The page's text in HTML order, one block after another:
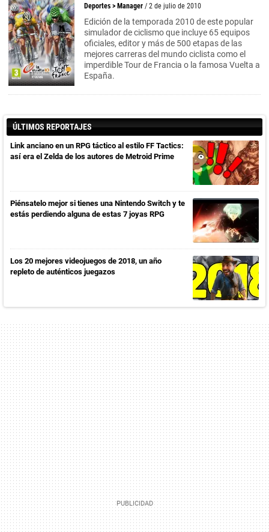
Deportes > Manager / 2 de julio de 2010
Edición de la temporada 2010 de este popular
simulador de ciclismo que incluye 65 equipos
oficiales, editor y más de 500 etapas de las
mejores carreras del mundo ciclista como el
imperdible Tour de Francia o la famosa Vuelta a
España.
ÚLTIMOS REPORTAJES
Link anciano en un RPG táctico al estilo FF Tactics:
así era el Zelda de los autores de Metroid Prime
Piénsatelo mejor si tienes una Nintendo Switch y te
estás perdiendo alguna de estas 7 joyas RPG
Los 20 mejores videojuegos de 2018, un año
repleto de auténticos juegazos